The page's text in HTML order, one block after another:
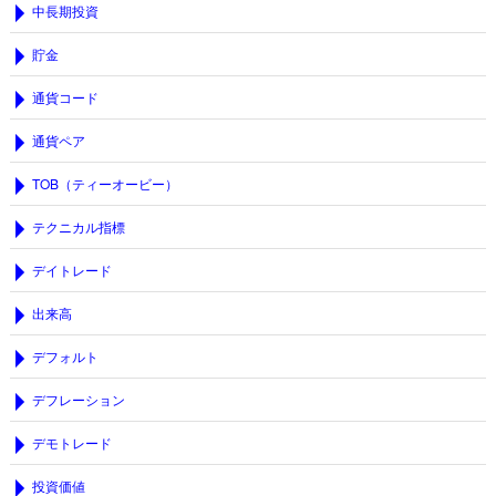
中長期投資
貯金
通貨コード
通貨ペア
TOB（ティーオービー）
テクニカル指標
デイトレード
出来高
デフォルト
デフレーション
デモトレード
投資価値